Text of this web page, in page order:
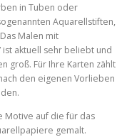
in Tuben oder
Aquarellstiften,
Malen mit
aktuell sehr beliebt und
groß. Für Ihre Karten zählt
den eigenen Vorlieben
Motive auf die für das
gemalt.